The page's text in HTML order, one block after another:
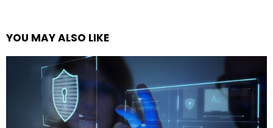
YOU MAY ALSO LIKE